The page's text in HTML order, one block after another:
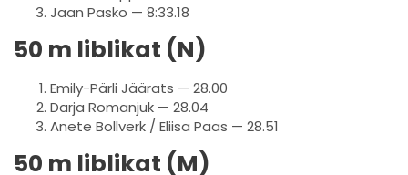
Jaan Pasko — 8:33.18
50 m liblikat (N)
Emily-Pärli Jäärats — 28.00
Darja Romanjuk — 28.04
Anete Bollverk / Eliisa Paas — 28.51
50 m liblikat (M)